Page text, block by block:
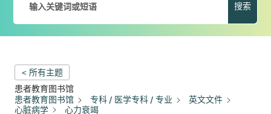
搜索
< 所有主题
患者教育图书馆
患者教育图书馆
专科 / 医学专科 / 专业
英文文件
心脏病学
心力衰竭